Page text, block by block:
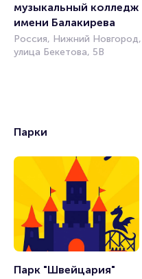
музыкальный колледж
имени Балакирева
Россия, Нижний Новгород,
улица Бекетова, 5В
Парки
Парк "Швейцария"